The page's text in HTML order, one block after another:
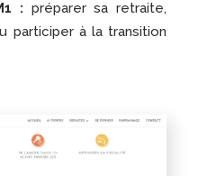
: préparer sa retraite,
participer à la transition